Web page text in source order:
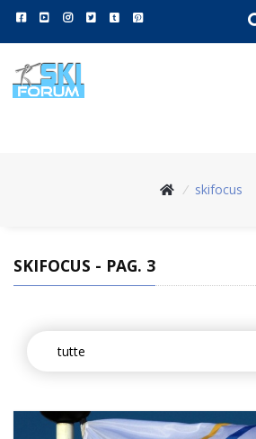
/ skifocus
SKIFOCUS - PAG. 3